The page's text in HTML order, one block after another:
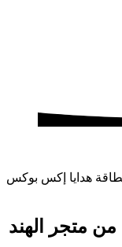
هدايا إكس بوكس
متجر الهند